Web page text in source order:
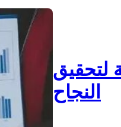
لتحقيق
النجاح